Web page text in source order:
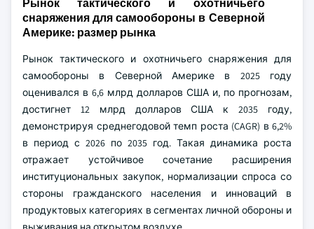
Рынок тактического и охотничьего
снаряжения для самообороны в Северной
Америке: размер рынка
Рынок тактического и охотничьего снаряжения для
самообороны в Северной Америке в 2025 году
оценивался в 6,6 млрд долларов США и, по прогнозам,
достигнет 12 млрд долларов США к 2035 году,
демонстрируя среднегодовой темп роста (CAGR) в 6,2%
в период с 2026 по 2035 год. Такая динамика роста
отражает устойчивое сочетание расширения
институциональных закупок, нормализации спроса со
стороны гражданского населения и инноваций в
продуктовых категориях в сегментах личной обороны и